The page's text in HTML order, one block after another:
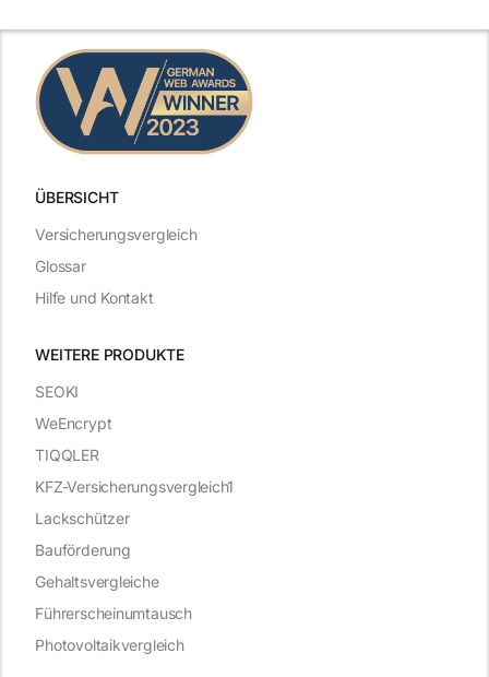
ÜBERSICHT
WEITERE PRODUKTE
Versicherungsvergleich
Glossar
Hilfe und Kontakt
SEOKI
WeEncrypt
TIQQLER
KFZ-Versicherungsvergleich1
Lackschützer
Bauförderung
Gehaltsvergleiche
Führerscheinumtausch
Photovoltaikvergleich